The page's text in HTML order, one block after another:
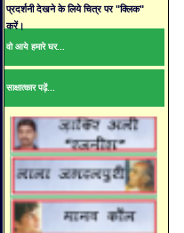
प्रदर्शनी देखने के लिये चित्र पर "क्लिक"
करें।
वो आये हमारे घर...
साक्षात्कार पढ़ें...